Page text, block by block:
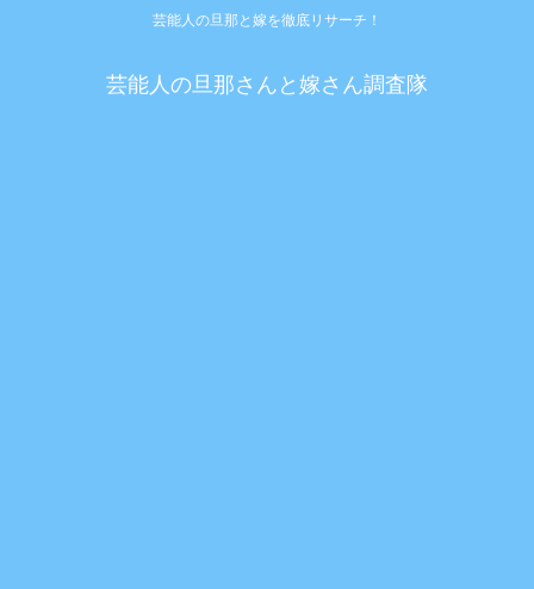
芸能人の旦那と嫁を徹底リサーチ！
芸能人の旦那さんと嫁さん調査隊